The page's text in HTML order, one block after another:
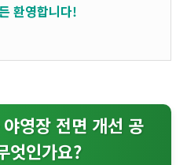
환영합니다!
영장 전면 개선 공
엇인가요?